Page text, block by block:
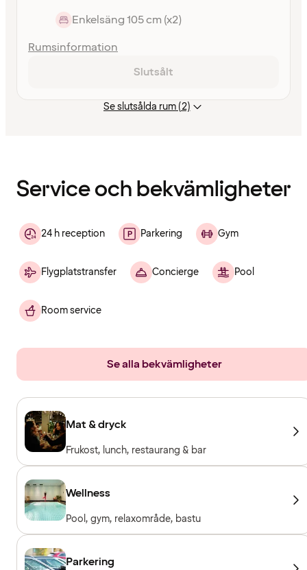
Enkelsäng 105 cm (x2)
Rumsinformation
Slutsålt
Se slutsålda rum (2)
Service och bekvämligheter
24 h reception Parkering Gym
Flygplatstransfer Concierge Pool
Room service
Se alla bekvämligheter
Mat & dryck
Frukost, lunch, restaurang & bar
Wellness
Pool, gym, relaxområde, bastu
Parkering